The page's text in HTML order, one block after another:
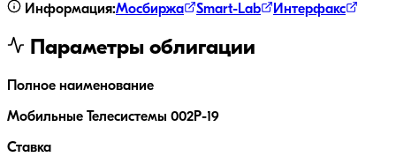
Информация:Мосбиржа Smart-Lab Интерфакс
Параметры облигации
Полное наименование
Мобильные Телесистемы 002Р-19
Ставка